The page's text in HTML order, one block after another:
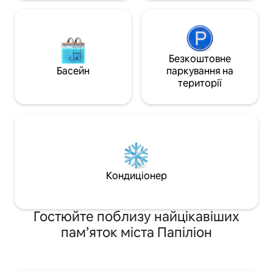
Басейн
Безкоштовне
паркування на
території
Кондиціонер
Гостюйте поблизу найцікавіших
пам’яток міста Папіліон